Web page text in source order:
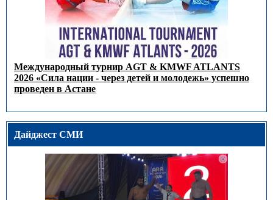
Международный турнир AGT & KMWF ATLANTS
2026 «Сила нации - через детей и молодежь» успешно
проведен в Астане
Дайджест СМИ